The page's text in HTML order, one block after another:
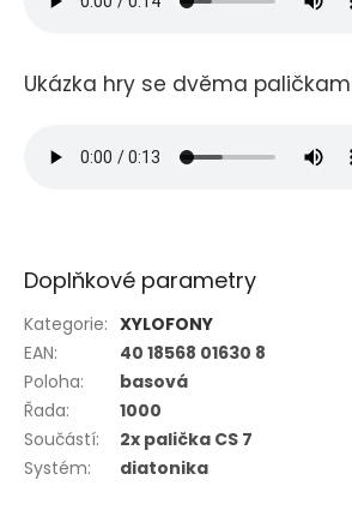
Ukázka hry se dvěma
Doplňkové parametry
Kategorie: XYLOFONY
EAN:
40 18568 01630 8
Poloha:
basová
Řada:
1000
Součástí:
2x palička CS 7
Systém: diatonika